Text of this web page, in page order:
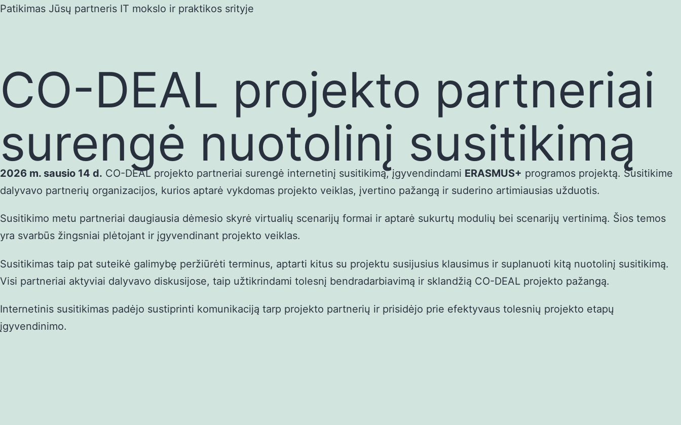
Eiti
Patikimas Jūsų partneris IT mokslo ir praktikos srityje
CO-DEAL projekto partneriai
surengė nuotolinį susitikimą
2026 m. sausio 14 d. CO-DEAL projekto partneriai surengė internetinį susitikimą, įgyvendindami ERASMUS+ programos projektą. Susitikime
dalyvavo partnerių organizacijos, kurios aptarė vykdomas projekto veiklas, įvertino pažangą ir suderino artimiausias užduotis.
Susitikimo metu partneriai daugiausia dėmesio skyrė virtualių scenarijų formai ir aptarė sukurtų modulių bei scenarijų vertinimą. Šios temos
yra svarbūs žingsniai plėtojant ir įgyvendinant projekto veiklas.
Susitikimas taip pat suteikė galimybę peržiūrėti terminus, aptarti kitus su projektu susijusius klausimus ir suplanuoti kitą nuotolinį susitikimą.
Visi partneriai aktyviai dalyvavo diskusijose, taip užtikrindami tolesnį bendradarbiavimą ir sklandžią CO-DEAL projekto pažangą.
Internetinis susitikimas padėjo sustiprinti komunikaciją tarp projekto partnerių ir prisidėjo prie efektyvaus tolesnių projekto etapų
įgyvendinimo.